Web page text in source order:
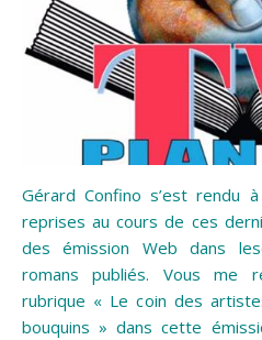
Gérard Confino s’est rendu
reprises au cours de ces
des émission Web dans
romans publiés. Vous me
rubrique « Le coin des
bouquins » dans cette